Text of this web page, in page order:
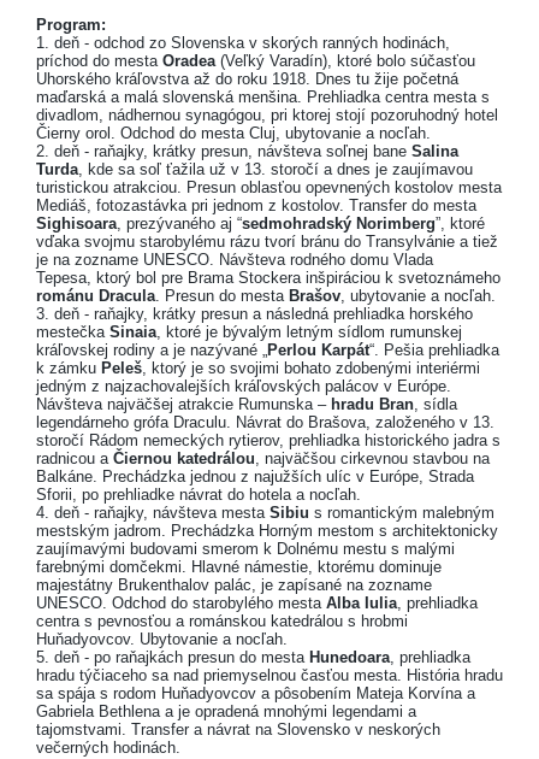
Program:
1. deň - odchod zo Slovenska v skorých ranných hodinách,
príchod do mesta Oradea(Veľký Varadín), ktoré bolo súčasťou
Uhorského kráľovstva až do roku 1918. Dnes tu žije početná
maďarská a malá slovenská menšina. Prehliadka centra mesta s
divadlom, nádhernou synagógou, pri ktorej stojí pozoruhodný hotel
Čierny orol. Odchod do mesta Cluj, ubytovanie a nocľah.
2. deň - raňajky, krátky presun, návšteva soľnej bane Salina
Turda, kde sa soľ ťažila už v 13. storočí a dnes je zaujímavou
turistickou atrakciou. Presun oblasťou opevnených kostolov mesta
Mediáš, fotozastávka pri jednom z kostolov. Transfer do mesta
Sighisoara, prezývaného aj “sedmohradský Norimberg”, ktoré
vďaka svojmu starobylému rázu tvorí bránu do Transylvánie a tiež
je na zozname UNESCO. Návšteva rodného domu Vlada
Tepesa, ktorý bol pre Brama Stockera inšpiráciou k svetoznámeho
románu Dracula. Presun do mestaBrašov, ubytovanie a nocľah.
3. deň - raňajky, krátky presun a následná prehliadka horského
mestečka Sinaia, ktoré je bývalým letným sídlom rumunskej
kráľovskej rodiny a je nazývané „Perlou Karpát“. Pešia prehliadka
k zámku Peleš, ktorý je so svojimi bohato zdobenými interiérmi
jedným z najzachovalejších kráľovských palácov v Európe.
Návšteva najväčšej atrakcie Rumunska – hradu Bran, sídla
legendárneho grófa Draculu. Návrat do Brašova, založeného v 13.
storočí Rádom nemeckých rytierov, prehliadka historického jadra s
radnicou a Čiernou katedrálou, najväčšou cirkevnou stavbou na
Balkáne. Prechádzka jednou z najužších ulíc v Európe, Strada
Sforii, po prehliadke návrat do hotela a nocľah.
4. deň - raňajky, návšteva mesta Sibiu s romantickým malebným
mestským jadrom. Prechádzka Horným mestom s architektonicky
zaujímavými budovami smerom k Dolnému mestu s malými
farebnými domčekmi. Hlavné námestie, ktorému dominuje
majestátny Brukenthalov palác, je zapísané na zozname
UNESCO. Odchod do starobylého mesta Alba Iulia, prehliadka
centra s pevnosťou a románskou katedrálou s hrobmi
Huňadyovcov. Ubytovanie a nocľah.
5. deň - po raňajkách presun do mesta Hunedoara, prehliadka
hradu týčiaceho sa nad priemyselnou časťou mesta. História hradu
sa spája s rodom Huňadyovcov a pôsobením Mateja Korvína a
Gabriela Bethlena a je opradená mnohými legendami a
tajomstvami. Transfer a návrat na Slovensko v neskorých
večerných hodinách.